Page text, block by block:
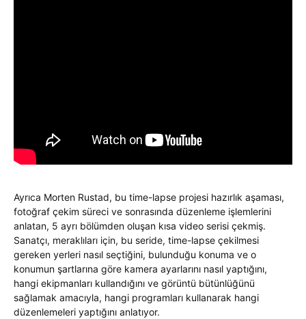
Ayrıca Morten Rustad, bu time-lapse projesi hazırlık aşaması,
fotoğraf çekim süreci ve sonrasında düzenleme işlemlerini
anlatan, 5 ayrı bölümden oluşan kısa video serisi çekmiş.
Sanatçı, meraklıları için, bu seride, time-lapse çekilmesi
gereken yerleri nasıl seçtiğini, bulunduğu konuma ve o
konumun şartlarına göre kamera ayarlarını nasıl yaptığını,
hangi ekipmanları kullandığını ve görüntü bütünlüğünü
sağlamak amacıyla, hangi programları kullanarak hangi
düzenlemeleri yaptığını anlatıyor.